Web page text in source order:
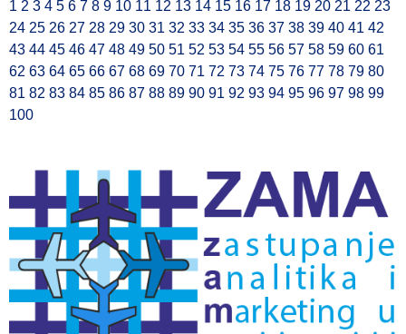
1 2 3 4 5 6 7 8 9 10 11 12 13 14 15 16 17 18 19 20 21 22 23
24 25 26 27 28 29 30 31 32 33 34 35 36 37 38 39 40 41 42
43 44 45 46 47 48 49 50 51 52 53 54 55 56 57 58 59 60 61
62 63 64 65 66 67 68 69 70 71 72 73 74 75 76 77 78 79 80
81 82 83 84 85 86 87 88 89 90 91 92 93 94 95 96 97 98 99
100